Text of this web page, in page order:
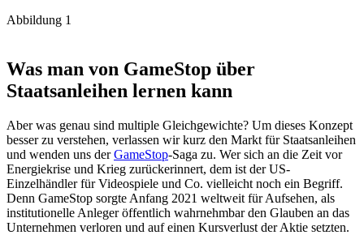
Abbildung 1
Was man von GameStop über
Staatsanleihen lernen kann
Aber was genau sind multiple Gleichgewichte? Um dieses Konzept
besser zu verstehen, verlassen wir kurz den Markt für Staatsanleihen
und wenden uns derGameStop-Saga zu. Wer sich an die Zeit vor
Energiekrise und Krieg zurückerinnert, dem ist der US-
Einzelhändler für Videospiele und Co. vielleicht noch ein Begriff.
Denn GameStop sorgte Anfang 2021 weltweit für Aufsehen, als
institutionelle Anleger öffentlich wahrnehmbar den Glauben an das
Unternehmen verloren und auf einen Kursverlust der Aktie setzten.